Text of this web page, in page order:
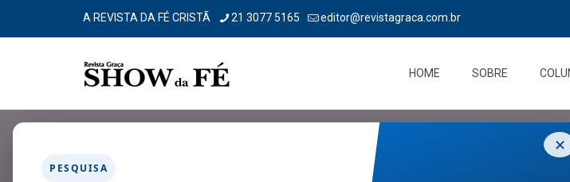
A REVISTA DA FÉ CRISTÃ 21 3077 5165 editor@revistagraca.com.br
HOME SOBRE
✕
PESQUISA